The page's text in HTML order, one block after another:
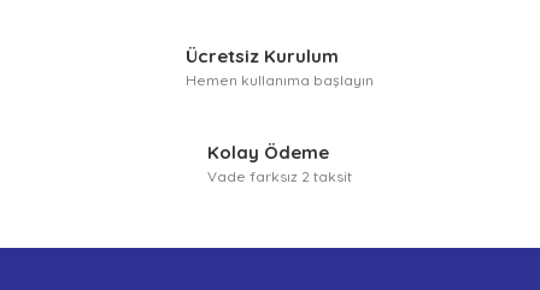
Ücretsiz Kurulum
Hemen kullanıma başlayın
Kolay Ödeme
Vade farksız 2 taksit